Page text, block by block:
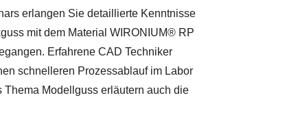
erlangen Sie detaillierte Kenntnisse
mit dem Material WIRONIUM® RP
Erfahrene CAD Techniker
schnelleren Prozessablauf im Labor
Modellguss erläutern auch die